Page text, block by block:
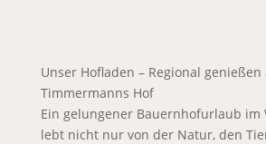
Unser Hofladen – Regional genießen
Timmermanns Hof
Ein gelungener Bauernhofurlaub im
lebt nicht nur von der Natur, den